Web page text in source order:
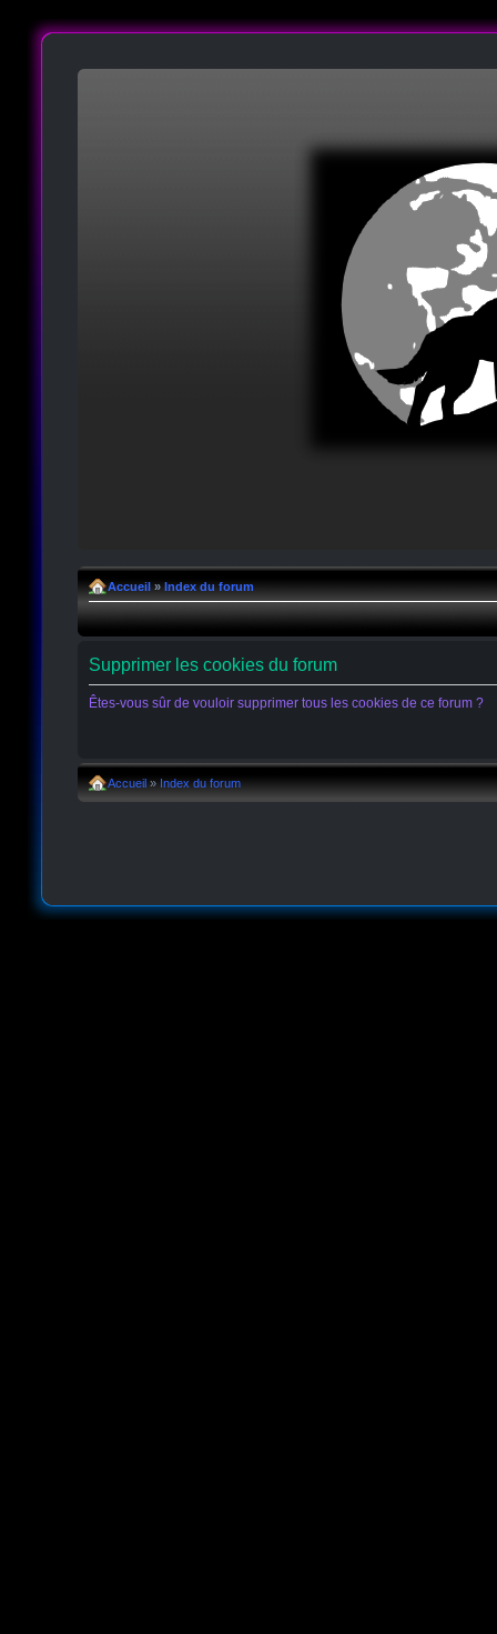
Accueil » Index du forum
Supprimer les cookies du forum
Êtes-vous sûr de vouloir supprimer tous les cookies de ce forum ?
Accueil » Index du forum